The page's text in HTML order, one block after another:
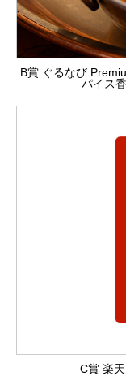
B賞 ぐるなび
パイス
C賞 楽